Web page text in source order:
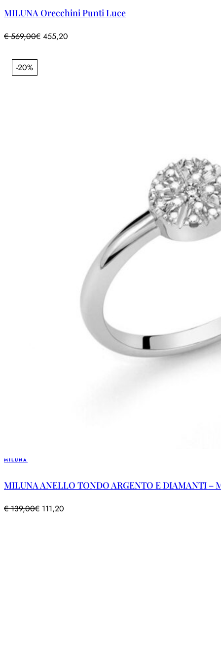
MILUNA Orecchini Punti Luce
€569,00€ 455,20
-20%
MILUNA
MILUNA ANELLO TONDO ARGENTO E DIAMANTI –
€139,00€ 111,20